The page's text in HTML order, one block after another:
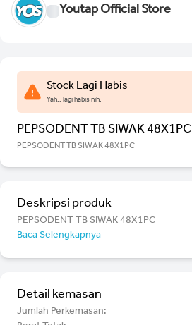
Youtap Official Store
Stock Lagi Habis
Yah.. lagi habis nih.
PEPSODENT TB SIWAK 48X1PC
PEPSODENT TB SIWAK 48X1PC
Deskripsi produk
PEPSODENT TB SIWAK 48X1PC
Baca Selengkapnya
Detail kemasan
Jumlah Perkemasan: